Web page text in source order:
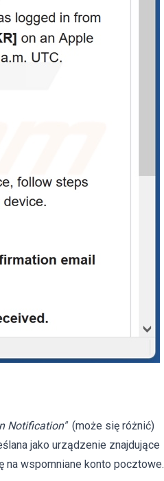
Notification" (może się różnić)
jako urządzenie znajdujące
na wspomniane konto pocztowe.